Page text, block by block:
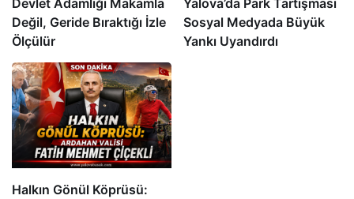
Devlet Adamlığı Makamla
Değil, Geride Bıraktığı İzle
Ölçülür
Yalova’da Park Tartışması
Sosyal Medyada Büyük
Yankı Uyandırdı
Halkın Gönül Köprüsü: